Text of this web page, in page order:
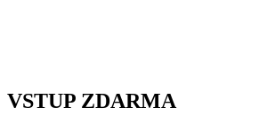
VSTUP ZDARMA